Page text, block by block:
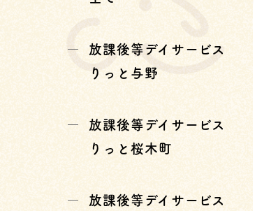
放課後等デイサービス
りっと与野
放課後等デイサービス
りっと桜木町
放課後等デイサービス